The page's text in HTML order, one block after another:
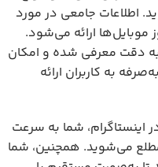
اطلاعات جامعی در مورد
موبایل‌ها ارائه می‌شود.
دقت معرفی شده و امکان
به کاربران ارائه
اینستاگرام، شما به سرعت
مطلع می‌شوید. همچنین، شما